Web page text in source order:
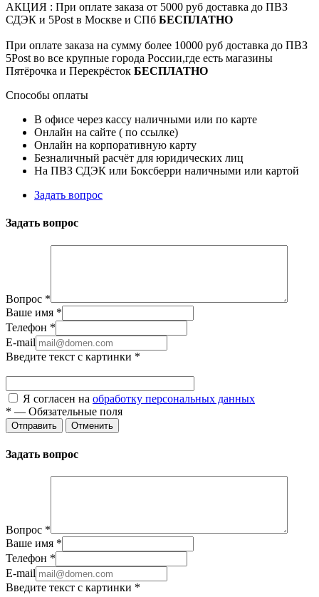
АКЦИЯ : При оплате заказа от 5000 руб доставка до ПВЗ
СДЭК и 5Post в Москве и СПб БЕСПЛАТНО
При оплате заказа на сумму более 10000 руб доставка до ПВЗ
5Post во все крупные города России,где есть магазины
Пятёрочка и Перекрёсток БЕСПЛАТНО
Способы оплаты
В офисе через кассу наличными или по карте
Онлайн на сайте ( по ссылке)
Онлайн на корпоративную карту
Безналичный расчёт для юридических лиц
На ПВЗ СДЭК или Боксберри наличными или картой
Задать вопрос
Задать вопрос
Вопрос *
Ваше имя *
Телефон *
E-mail
Введите текст с картинки *
Я согласен на обработку персональных данных
* — Обязательные поля
Отправить Отменить
Задать вопрос
Вопрос *
Ваше имя *
Телефон *
E-mail
Введите текст с картинки *